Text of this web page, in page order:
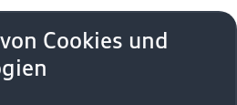
Zurück nach oben
Cookies und